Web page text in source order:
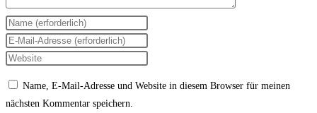
Gib
deinen
Namen
Benutzernamen
Gib
deine
Gib
Name, E-Mail-Adresse und Website in diesem Browser für meinen
nächsten Kommentar speichern.